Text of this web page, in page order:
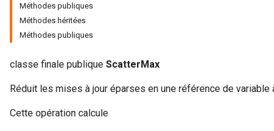
Méthodes publiques
Méthodes héritées
Méthodes publiques
classe finale publique ScatterMax
Réduit les mises à jour éparses en une référence de variable
Cette opération calcule